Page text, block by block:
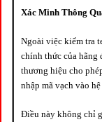
Xác Minh Thông
Ngoài việc kiểm tra
chính thức của hãng
thương hiệu cho
nhập mã vạch vào
Điều này không chỉ